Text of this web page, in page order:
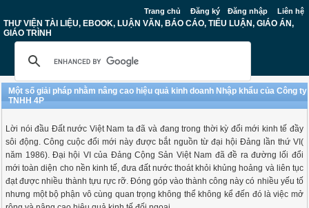
Trang chủ Đăng ký Đăng nhập Liên hệ
THƯ VIỆN TÀI LIỆU, EBOOK, LUẬN VĂN, BÁO CÁO, TIỂU LUẬN, GIÁO ÁN,
GIÁO TRÌNH
Một số giải pháp nhằm nâng cao hiệu quả kinh doanh Nhập khẩu của Công ty
TNHH 4P
Lời nói đầu Đất nước Việt Nam ta đã và đang trong thời kỳ đổi mới kinh tế đầy
sôi động. Công cuộc đổi mới này được bắt nguồn từ đại hội Đảng lần thứ VI(
năm 1986). Đại hội VI của Đảng Cộng Sản Việt Nam đã đề ra đường lối đổi
mới toàn diện cho nền kinh tế, đưa đất nước thoát khỏi khủng hoảng và liên tục
đạt được nhiều thành tựu rực rỡ. Đóng góp vào thành công này có nhiều yếu tố
nhưng một bộ phận vô cùng quan trọng không thể không kể đến đó là việc mở